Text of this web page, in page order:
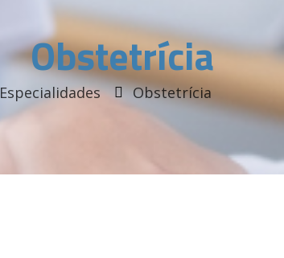
Obstetrícia
Especialidades Obstetrícia